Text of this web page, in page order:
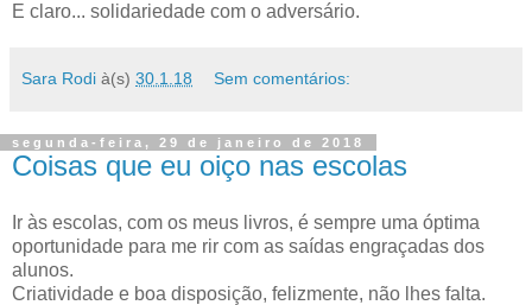
E claro... solidariedade com o adversário.
Sara Rodi à(s) 30.1.18 Sem comentários:
segunda-feira, 29 de janeiro de 2018
Coisas que eu oiço nas escolas
Ir às escolas, com os meus livros, é sempre uma óptima
oportunidade para me rir com as saídas engraçadas dos
alunos.
Criatividade e boa disposição, felizmente, não lhes falta.